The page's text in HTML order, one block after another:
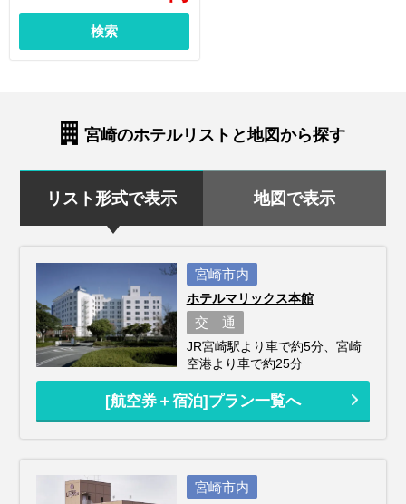
検索
宮崎のホテルリストと地図から探す
リスト形式で表示 地図で表示
宮崎市内
ホテルマリックス本館
交 通
JR宮崎駅より車で約5分、宮崎
空港より車で約25分
[航空券＋宿泊]プラン一覧へ
宮崎市内